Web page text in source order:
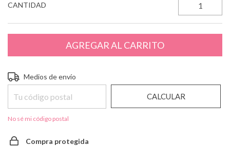
CANTIDAD
Entregas para el CP:
Medios de envío
CALCULAR
No sé mi código postal
Compra protegida